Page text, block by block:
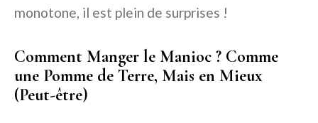
monotone, il est plein de surprises !
Comment Manger le Manioc ? Comme
une Pomme de Terre, Mais en Mieux
(Peut-être)